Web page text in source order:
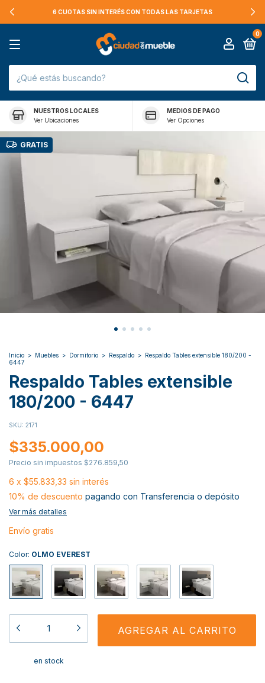
6 CUOTAS SIN INTERÉS CON TODAS LAS TARJETAS
0
NUESTROS LOCALES
Ver Ubicaciones
MEDIOS DE PAGO
Ver Opciones
GRATIS
Inicio > Muebles > Dormitorio > Respaldo > Respaldo Tables extensible 180/200 -
6447
Respaldo Tables extensible
180/200 - 6447
SKU: 2171
$335.000,00
Precio sin impuestos $276.859,50
6 x $55.833,33 sin interés
10% de descuento pagando con Transferencia o depósito
Ver más detalles
Envío gratis
Color: OLMO EVEREST
en stock